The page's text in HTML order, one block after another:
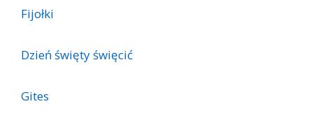
Fijołki
Dzień święty święcić
Gites